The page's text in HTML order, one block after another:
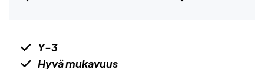
Y-3
Hyvä mukavuus